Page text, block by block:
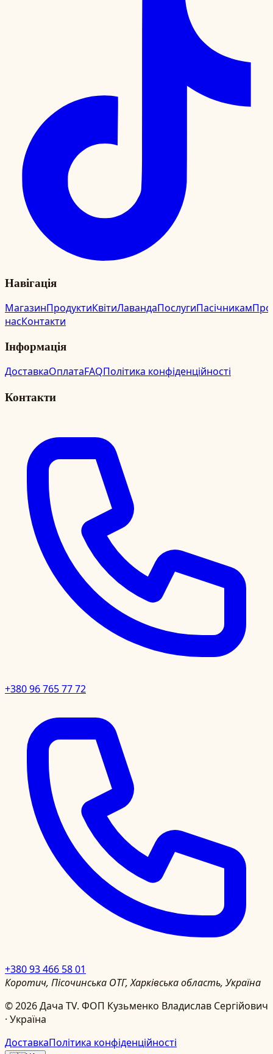
Навігація
МагазинПродуктиКвітиЛавандаПослугиПасічникамПро
насКонтакти
Інформація
ДоставкаОплатаFAQПолітика конфіденційності
Контакти
+380 96 765 77 72
+380 93 466 58 01
Коротич, Пісочинська ОТГ, Харківська область, Україна
©2026Дача TV. ФОП Кузьменко Владислав Сергійович
· Україна
ДоставкаПолітика конфіденційності